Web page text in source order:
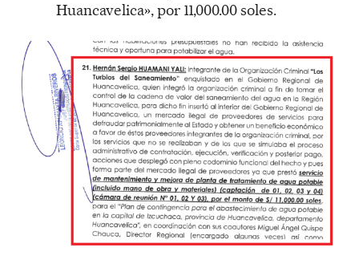
Huancavelica», por 11,000.00 soles.